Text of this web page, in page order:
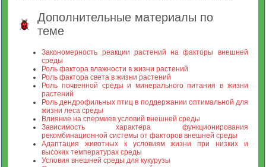
Дополнительные материалы по
теме
Закономерность реакции растений на факторы внешней
среды
Роль фактора влажности в жизни растений
Роль фактора света в жизни растений
Роль почвенной среды и минерального питания в жизни
растений
Роль дендрофильных птиц в поддержании оптимальной для
жизни леса среды
Влияние на спермиев условий внешней среды
Зависимость характера функционирования
рекомбинационной системы от факторов внешней среды
Адаптация животных к условиям жизни при низких и
высоких температурах среды
Условия внешней среды для кукурузы